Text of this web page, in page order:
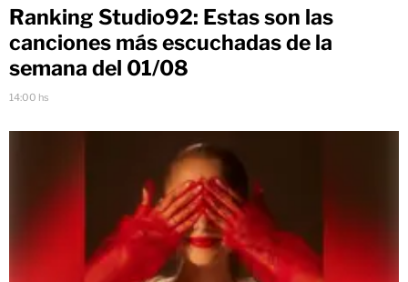
Ranking Studio92: Estas son las
canciones más escuchadas de la
semana del 01/08
14:00 hs